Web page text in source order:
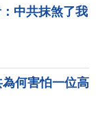
中共抹煞了我
何害怕一位高